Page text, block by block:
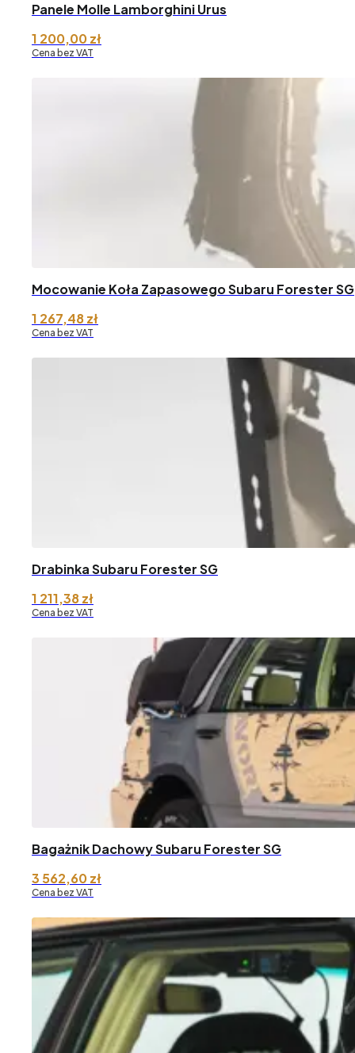
Panele Molle Lamborghini Urus
1 200,00zł
Cena bez VAT
Mocowanie Koła Zapasowego Subaru Forester SG
1 267,48zł
Cena bez VAT
Drabinka Subaru Forester SG
1 211,38zł
Cena bez VAT
Bagażnik Dachowy Subaru Forester SG
3 562,60zł
Cena bez VAT